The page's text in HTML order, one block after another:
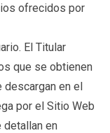
ofrecidos por
El Titular
que se obtienen
en el
por el Sitio Web
en